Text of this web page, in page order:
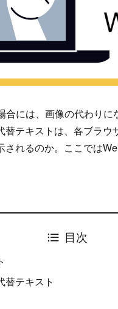
には、画像の代わり
テキストは、各ブラ
れるのか。ここでは
目次
替テキスト